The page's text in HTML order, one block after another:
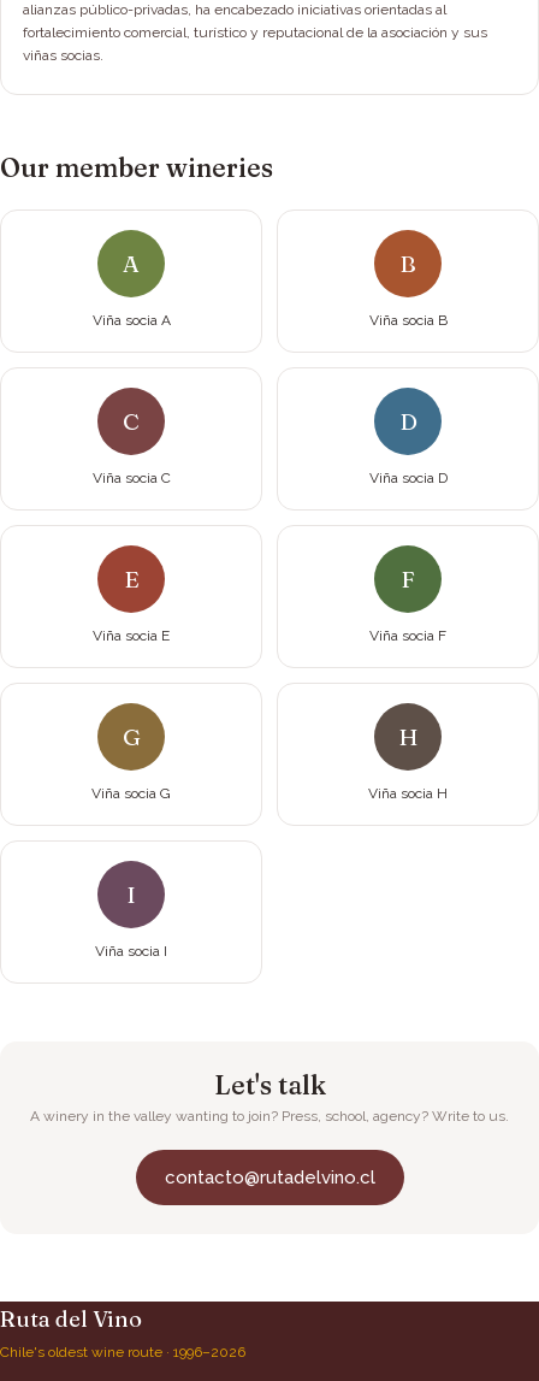
alianzas público-privadas, ha encabezado iniciativas orientadas al
fortalecimiento comercial, turístico y reputacional de la asociación y sus
viñas socias.
Our member wineries
A
Viña socia A
B
Viña socia B
C
Viña socia C
D
Viña socia D
E
Viña socia E
F
Viña socia F
G
Viña socia G
H
Viña socia H
I
Viña socia I
Let's talk
A winery in the valley wanting to join? Press, school, agency? Write to us.
contacto@rutadelvino.cl
Ruta del Vino
Chile's oldest wine route · 1996–2026